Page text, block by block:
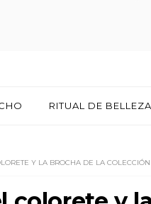
RITUAL DE
Y LA BROCHA DE LA